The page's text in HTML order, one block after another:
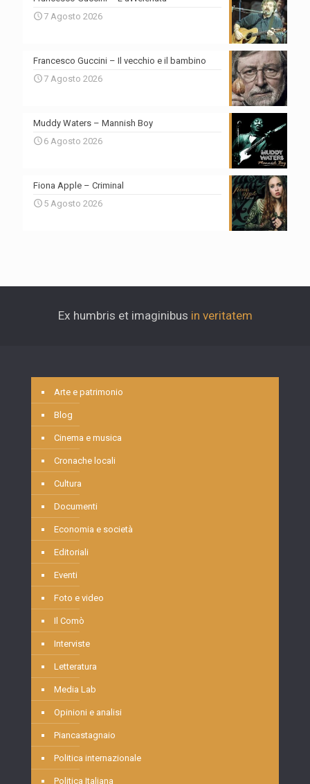
7 Agosto 2026
Francesco Guccini – Il vecchio e il bambino
7 Agosto 2026
Muddy Waters – Mannish Boy
6 Agosto 2026
Fiona Apple – Criminal
5 Agosto 2026
Ex humbris et imaginibus in veritatem
Arte e patrimonio
Blog
Cinema e musica
Cronache locali
Cultura
Documenti
Economia e società
Editoriali
Eventi
Foto e video
Il Comò
Interviste
Letteratura
Media Lab
Opinioni e analisi
Piancastagnaio
Politica internazionale
Politica Italiana